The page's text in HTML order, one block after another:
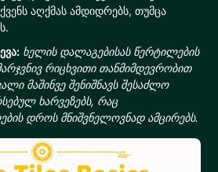
აღქმას ამდიდრებს, თუმცა
ხელის დალაგებისას წერტილების
რიცხვითი თანმიმდევრობით
მაშინვე შენიშნავს შესაძლო
ხარვეზებს, რაც
დროს მნიშვნელოვნად ამცირებს.